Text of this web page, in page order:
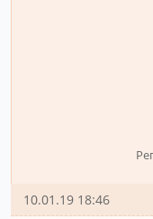
10.01.19 18:46